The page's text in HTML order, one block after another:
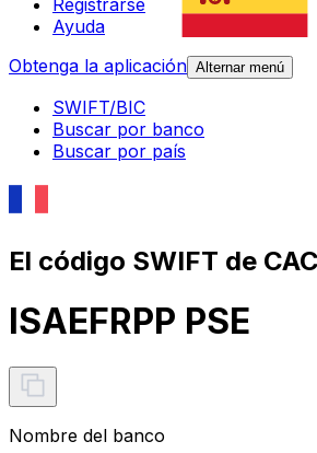
Registrarse
Ayuda
Obtenga la aplicación Alternar menú
SWIFT/BIC
Buscar por banco
Buscar por país
El código SWIFT de
ISAEFRPP PSE
Nombre del banco